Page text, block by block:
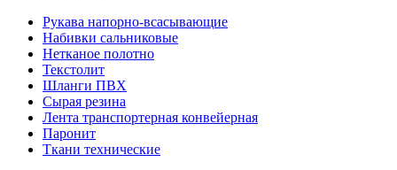
Рукава напорно-всасывающие
Набивки сальниковые
Нетканое полотно
Текстолит
Шланги ПВХ
Сырая резина
Лента транспортерная конвейерная
Паронит
Ткани технические